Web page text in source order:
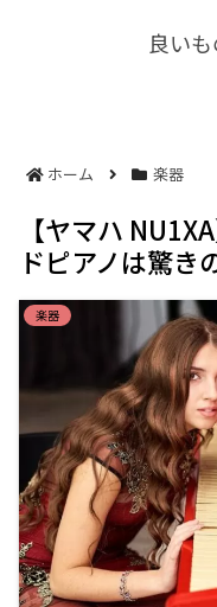
良い
ホーム 楽器
【ヤマハ
ドピアノは驚き
楽器